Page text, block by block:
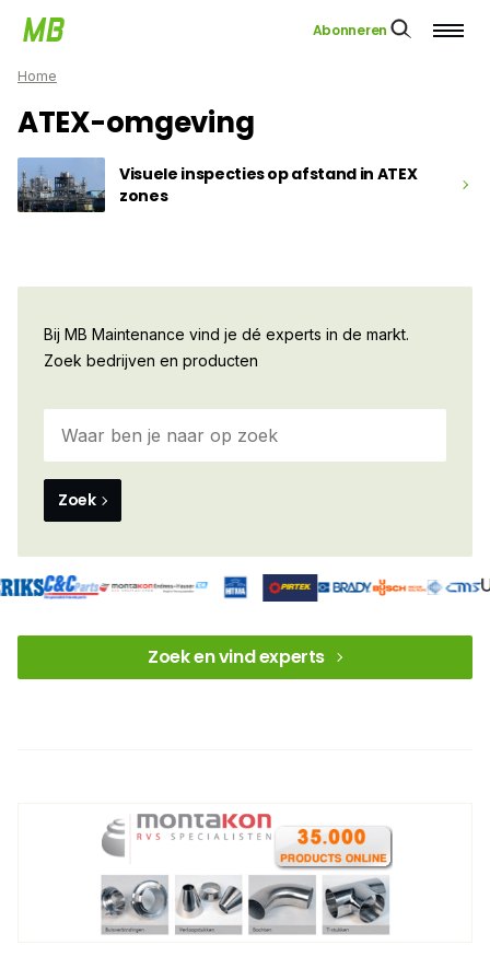
Abonneren
Home
ATEX-omgeving
Visuele inspecties op afstand in ATEX
zones
Bij MB Maintenance vind je dé experts in de markt.
Zoek bedrijven en producten
Zoek
Zoek en vind experts